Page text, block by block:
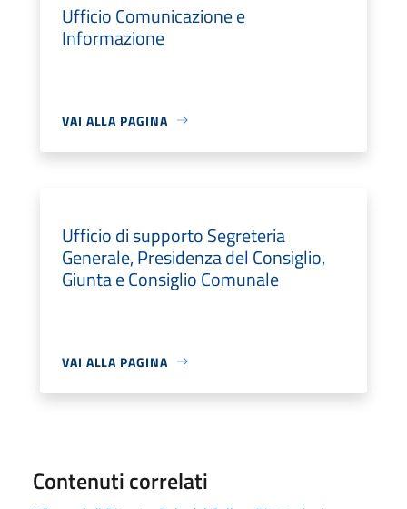
Ufficio Comunicazione e
Informazione
VAI ALLA PAGINA
Ufficio di supporto Segreteria
Generale, Presidenza del Consiglio,
Giunta e Consiglio Comunale
VAI ALLA PAGINA
Contenuti correlati